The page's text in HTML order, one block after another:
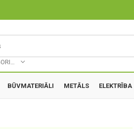
BŪVMATERIĀLI METĀLS ELEKTRĪBA